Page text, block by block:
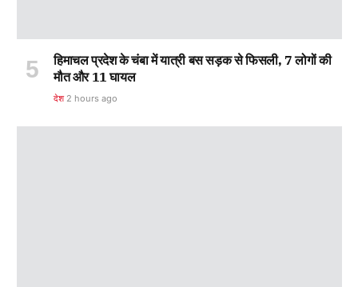
हिमाचल प्रदेश के चंबा में यात्री बस सड़क से फिसली, 7 लोगों की
मौत और 11 घायल
देश 2 hours ago